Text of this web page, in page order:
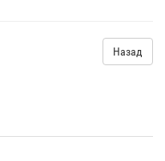
Назад